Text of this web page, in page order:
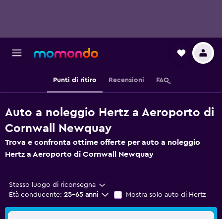
Punti di ritiro Recensioni FAQ
Auto a noleggio Hertz a Aeroporto di
Cornwall Newquay
Trova e confronta ottime offerte per auto a noleggio
Hertz a Aeroporto di Cornwall Newquay
Stesso luogo di riconsegna
Età conducente: 25-65 anni Mostra solo auto di Hertz